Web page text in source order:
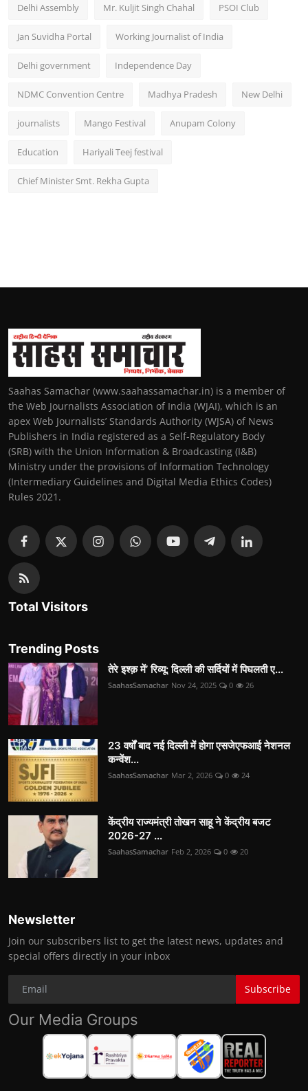
Delhi Assembly Mr. Kuljit Singh Chahal PSOI Club
Jan Suvidha Portal Working Journalist of India
Delhi government Independence Day
NDMC Convention Centre Madhya Pradesh New Delhi
journalists Mango Festival Anupam Colony
Education Hariyali Teej festival
Chief Minister Smt. Rekha Gupta
Saahas Samachar (www.saahassamachar.in) is a member of
the Web Journalists Association of India (WJAI), which is an
apex Web Journalists’ Standards Authority (WJSA) of News
Publishers in India registered as a Self-Regulatory Body
(SRB) with the Union Information & Broadcasting (I&B)
Ministry under the provisions of Information Technology
(Intermediary Guidelines and Digital Media Ethics Codes)
Rules 2021.
Total Visitors
Trending Posts
तेरे इश्क़ में’ रिव्यू: दिल्ली की सर्दियों में पिघलती ए...
SaahasSamachar Nov 24, 2025 0 26
23 वर्षों बाद नई दिल्ली में होगा एसजेएफआई नेशनल
कन्वेंश...
SaahasSamachar Mar 2, 2026 0 24
केंद्रीय राज्यमंत्री तोखन साहू ने केंद्रीय बजट
2026-27 ...
SaahasSamachar Feb 2, 2026 0 20
Newsletter
Join our subscribers list to get the latest news, updates and
special offers directly in your inbox
Subscribe
Our Media Groups